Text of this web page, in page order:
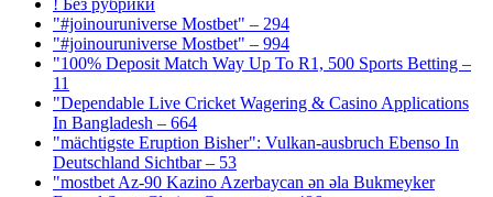
"#joinouruniverse Mostbet" – 294
"#joinouruniverse Mostbet" – 994
"100% Deposit Match Way Up To R1, 500 Sports Betting –
11
"Dependable Live Cricket Wagering & Casino Applications
In Bangladesh – 664
"mächtigste Eruption Bisher": Vulkan-ausbruch Ebenso In
Deutschland Sichtbar – 53
"mostbet Az-90 Kazino Azerbaycan ən əla Bukmeyker